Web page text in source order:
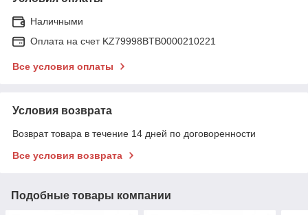
Наличными
Оплата на счет KZ79998BTB0000210221
Все условия оплаты
Условия возврата
Возврат товара в течение 14 дней по договоренности
Все условия возврата
Подобные товары компании